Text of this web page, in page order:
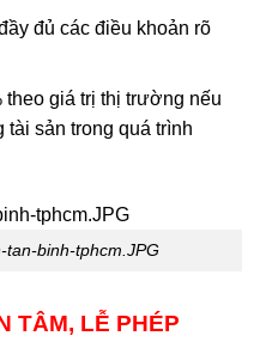
đủ các điều khoản rõ
giá trị thị trường nếu
tài sản trong quá trình
binh-tphcm.JPG
TÂM, LỄ PHÉP